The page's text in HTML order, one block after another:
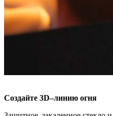
Создайте 3D–линию огня